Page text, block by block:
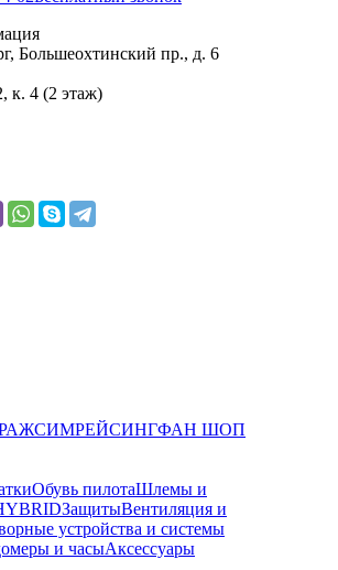
Большеохтинский пр., д. 6
к. 4 (2 этаж)
СИМРЕЙСИНГФАН ШОП
Обувь пилотаШлемы и
ЗащитыВентиляция и
устройства и системы
и часыАксессуары